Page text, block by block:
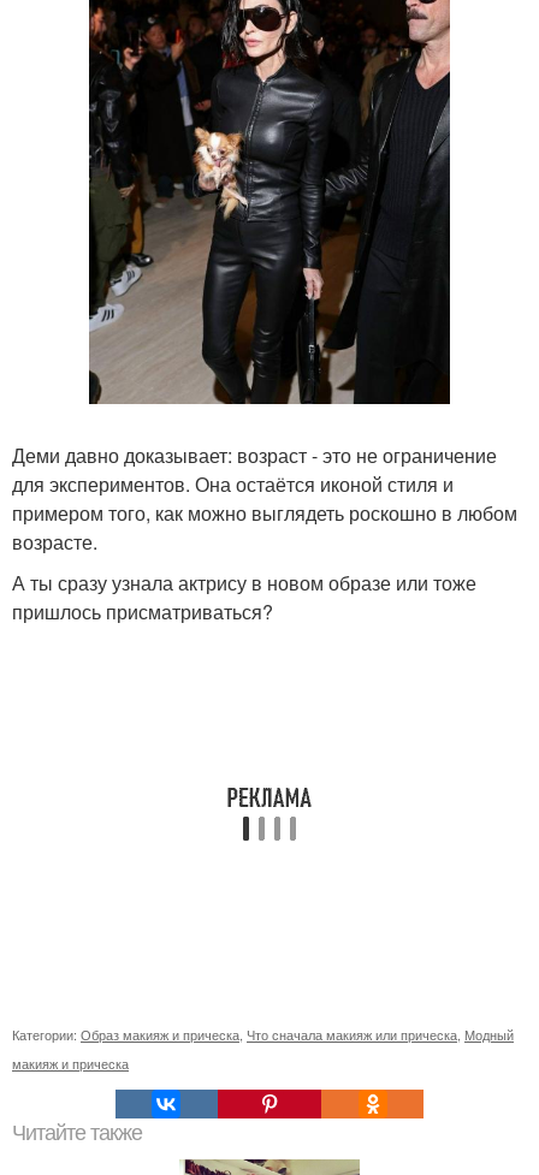
Деми давно доказывает: возраст - это не ограничение
для экспериментов. Она остаётся иконой стиля и
примером того, как можно выглядеть роскошно в любом
возрасте.
А ты сразу узнала актрису в новом образе или тоже
пришлось присматриваться?
Категории: Образ макияж и прическа, Что сначала макияж или прическа, Модный
макияж и прическа
Читайте также